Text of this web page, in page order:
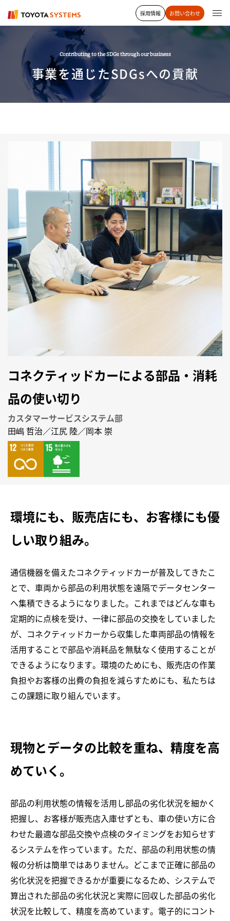
採用情報 お問い合わせ
Contributing to the SDGs through our business
事業を通じたSDGsへの貢献
コネクティッドカーによる部品・消耗
品の使い切り
カスタマーサービスシステム部
田嶋 哲治／江尻 陸／岡本 崇
環境にも、販売店にも、お客様にも優
しい取り組み。
通信機器を備えたコネクティッドカーが普及してきたこ
とで、車両から部品の利用状態を遠隔でデータセンター
へ集積できるようになりました。これまではどんな車も
定期的に点検を受け、一律に部品の交換をしていました
が、コネクティッドカーから収集した車両部品の情報を
活用することで部品や消耗品を無駄なく使用することが
できるようになります。環境のためにも、販売店の作業
負担やお客様の出費の負担を減らすためにも、私たちは
この課題に取り組んでいます。
現物とデータの比較を重ね、精度を高
めていく。
部品の利用状態の情報を活用し部品の劣化状況を細かく
把握し、お客様が販売店入庫せずとも、車の使い方に合
わせた最適な部品交換や点検のタイミングをお知らせす
るシステムを作っています。ただ、部品の利用状態の情
報の分析は簡単ではありません。どこまで正確に部品の
劣化状況を把握できるかが重要になるため、システムで
算出された部品の劣化状況と実際に回収した部品の劣化
状況を比較して、精度を高めています。電子的にコント